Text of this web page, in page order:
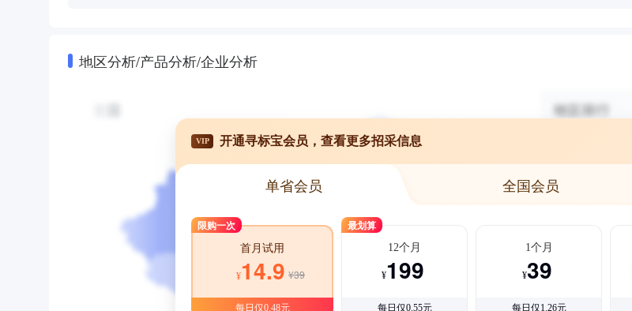
地区分析/产品分析/企业分析
VIP 开通寻标宝会员，查看更多招采信息
单省会员 全国会员
限购一次
首月试用
¥14.9 ¥39
每日仅0.48元
最划算
12个月
¥199
每日仅0.55元
1个月
¥39
每日仅1.26元